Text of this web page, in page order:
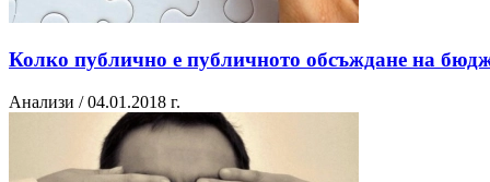
Колко публично е публичното обсъждане на
Анализи / 04.01.2018 г.